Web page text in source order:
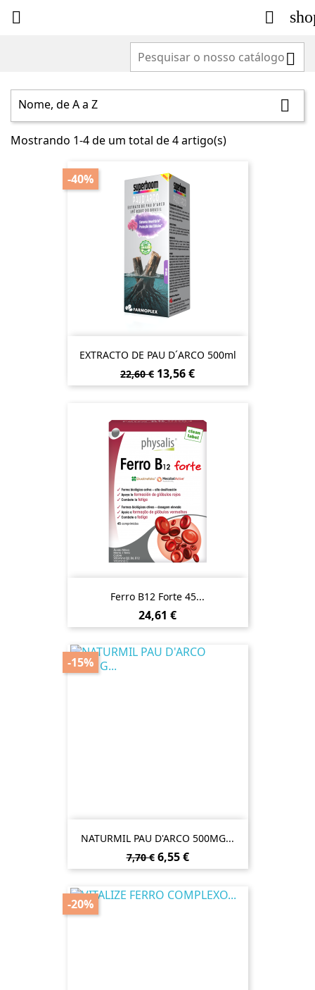
 

Nome, de A a Z 
Mostrando 1-4 de um total de 4 artigo(s)
EXTRACTO DE PAU D´ARCO 500ml
Preço
normal
22,60 €
-40%
Preço
13,56 €
Ferro B12 Forte 45...
Preço
24,61 €
NATURMIL PAU D'ARCO 500MG...
Preço
normal
7,70 €
-15%
Preço
6,55 €
-20%